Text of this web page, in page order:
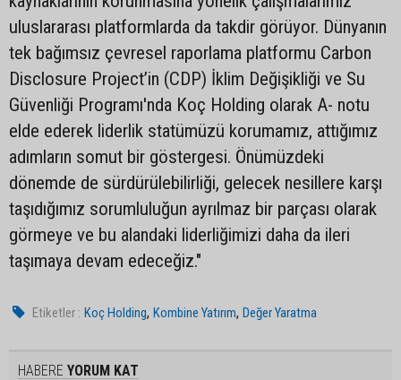
uluslararası platformlarda da takdir görüyor. Dünyanın
tek bağımsız çevresel raporlama platformu Carbon
Disclosure Project’in (CDP) İklim Değişikliği ve Su
Güvenliği Programı'nda Koç Holding olarak A- notu
elde ederek liderlik statümüzü korumamız, attığımız
adımların somut bir göstergesi. Önümüzdeki
dönemde de sürdürülebilirliği, gelecek nesillere karşı
taşıdığımız sorumluluğun ayrılmaz bir parçası olarak
görmeye ve bu alandaki liderliğimizi daha da ileri
taşımaya devam edeceğiz."
Etiketler : Koç Holding,Kombine Yatırım,Değer Yaratma
HABERE YORUM KAT